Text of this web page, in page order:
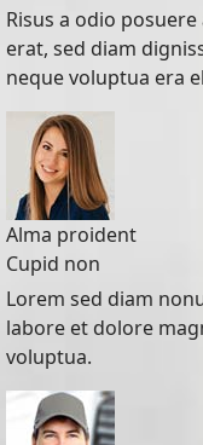
Risus a odio
erat, sed diam
neque voluptua era
Alma proident
Cupid non
Lorem sed diam
labore et dolore
voluptua.